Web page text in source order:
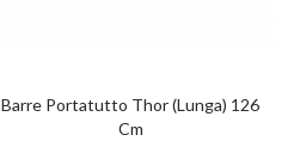
Barre Portatutto Thor (lunga) 126
Cm